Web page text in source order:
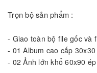
Trọn bộ sản phẩm :
- Giao toàn bộ file gốc và
- 01 Album cao cấp
- 02 Ảnh lớn khổ 60x90